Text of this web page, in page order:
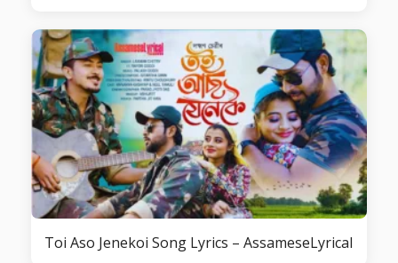
Toi Aso Jenekoi Song Lyrics – AssameseLyrical